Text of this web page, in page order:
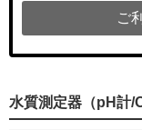
ご
水質測定器（pH計/